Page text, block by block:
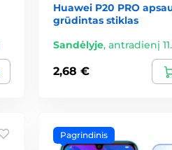
Huawei P20 PRO
grūdintas stiklas
Sandėlyje, antradienį
2,68 €
Pagrindinis